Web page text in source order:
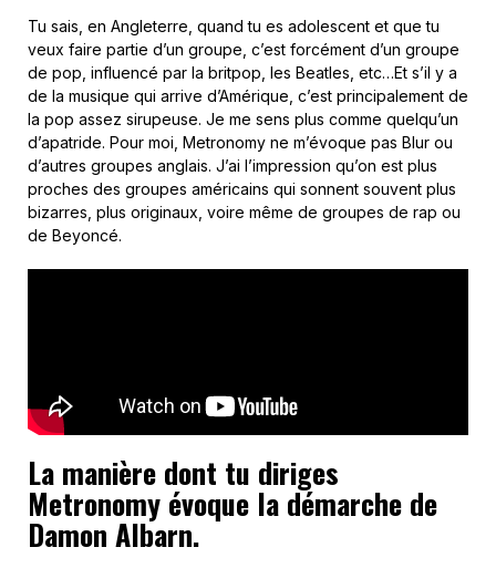
Tu sais, en Angleterre, quand tu es adolescent et que tu
veux faire partie d’un groupe, c’est forcément d’un groupe
de pop, influencé par la britpop, les Beatles, etc…Et s’il y a
de la musique qui arrive d’Amérique, c’est principalement de
la pop assez sirupeuse. Je me sens plus comme quelqu’un
d’apatride. Pour moi, Metronomy ne m’évoque pas Blur ou
d’autres groupes anglais. J’ai l’impression qu’on est plus
proches des groupes américains qui sonnent souvent plus
bizarres, plus originaux, voire même de groupes de rap ou
de Beyoncé.
La manière dont tu diriges
Metronomy évoque la démarche de
Damon Albarn.